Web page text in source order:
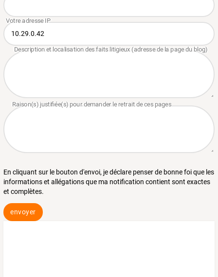
En cliquant sur le bouton d'envoi, je déclare penser de bonne foi que les
informations et allégations que ma notification contient sont exactes
et complètes.
envoyer